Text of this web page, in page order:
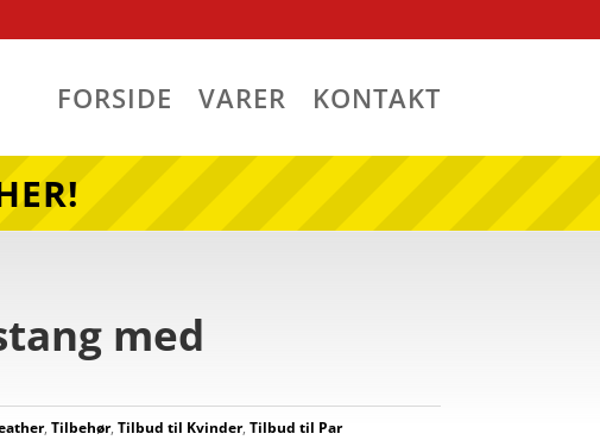
FORSIDE VARER KONTAKT
med
,Tilbehør,Tilbud til Kvinder,Tilbud til Par